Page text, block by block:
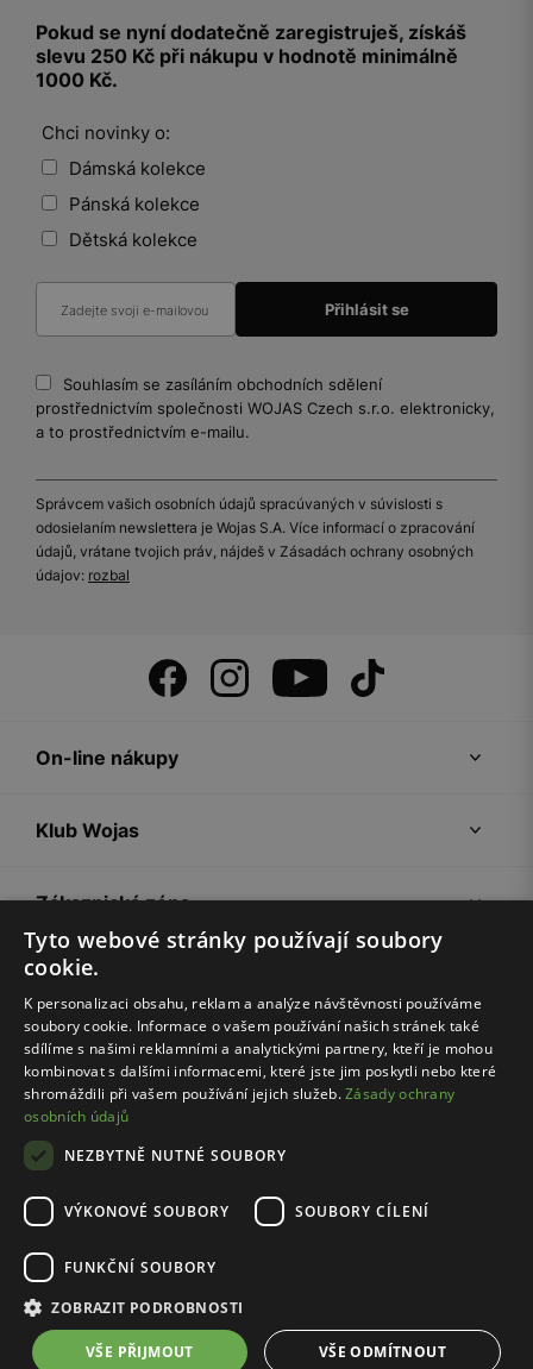
Pokud se nyní dodatečně zaregistruješ, získáš
slevu 250 Kč při nákupu v hodnotě minimálně
1000 Kč.
Chci novinky o:
Dámská kolekce
Pánská kolekce
Dětská kolekce
Souhlasím se zasíláním obchodních sdělení
prostřednictvím společnosti WOJAS Czech s.r.o. elektronicky,
a to prostřednictvím e-mailu.
Správcem vašich osobních údajů spracúvaných v súvislosti s
odosielaním newslettera je Wojas S.A. Více informací o zpracování
údajů, vrátane tvojich práv, nájdeš v Zásadách ochrany osobných
údajov: rozbal
On-line nákupy
Klub Wojas
Zákaznická zóna
Společnost Wojas
Rady
© Wojas 2026
Pravidla e-shopu
Zásady ochrany osobních údajů
Tyto webové stránky používají soubory
cookie.
K personalizaci obsahu, reklam a analýze návštěvnosti používáme
soubory cookie. Informace o vašem používání našich stránek také
sdílíme s našimi reklamními a analytickými partnery, kteří je mohou
kombinovat s dalšími informacemi, které jste jim poskytli nebo které
shromáždili při vašem používání jejich služeb.Zásady ochrany
osobních údajů
NEZBYTNĚ NUTNÉ SOUBORY
VÝKONOVÉ SOUBORY SOUBORY CÍLENÍ
FUNKČNÍ SOUBORY
ZOBRAZIT PODROBNOSTI
VŠE PŘIJMOUT VŠE ODMÍTNOUT